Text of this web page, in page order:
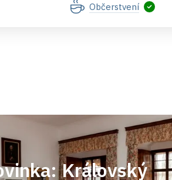
Občerstvení
Královský